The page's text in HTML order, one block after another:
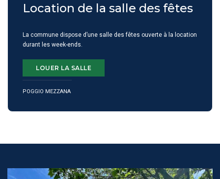
Location de la salle des fêtes
La commune dispose d’une salle des fêtes ouverte à la location
durant les week-ends.
LOUER LA SALLE
POGGIO MEZZANA